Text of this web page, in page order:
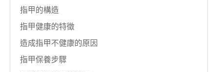
指甲的構造
指甲健康的特徵
造成指甲不健康的原因
指甲保養步驟